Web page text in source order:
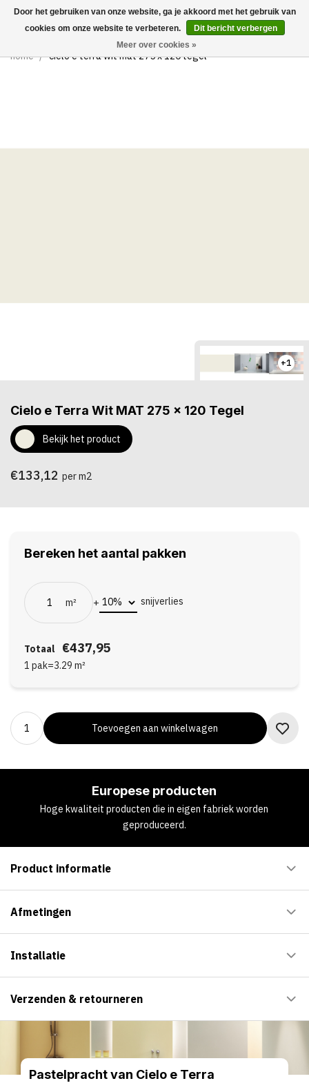
0
home / cielo e terra wit mat 275 x 120 tegel
+1
Cielo e Terra Wit MAT 275 x 120 Tegel
Bekijk het product
€133,12 per m2
Bereken het aantal pakken
m² + snijverlies
Totaal €437,95
1 pak=3.29 m²
Toevoegen aan winkelwagen
Europese producten
Hoge kwaliteit producten die in eigen fabriek worden
geproduceerd.
Product informatie
Afmetingen
Installatie
Verzenden & retourneren
Pastelpracht van Cielo e Terra
Door het gebruiken van onze website, ga je akkoord met het gebruik van
cookies om onze website te verbeteren.
Dit bericht verbergen
Meer over cookies »